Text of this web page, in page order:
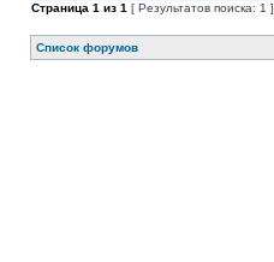
Страница 1 из 1 [ Результатов поиска: 1 ]
Список форумов